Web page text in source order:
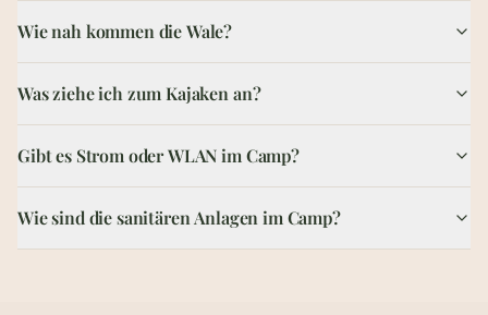
Gibt es Strom oder WLAN im Camp?
Nein, auf Hanson Island gibt es keinen Strom und
Wie sind die sanitären Anlagen im Camp?
Wie nah kommen die Wale?
Was ziehe ich zum Kajaken an?
Gibt es Strom oder WLAN im Camp?
Wie sind die sanitären Anlagen im Camp?